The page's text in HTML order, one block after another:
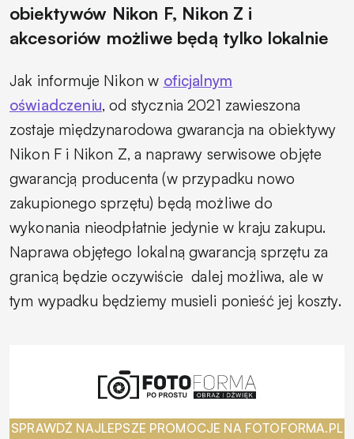
obiektywów Nikon F, Nikon Z i
akcesoriów możliwe będą tylko lokalnie
Jak informuje Nikon w oficjalnym
oświadczeniu, od stycznia 2021 zawieszona
zostaje międzynarodowa gwarancja na obiektywy
Nikon F i Nikon Z, a naprawy serwisowe objęte
gwarancją producenta (w przypadku nowo
zakupionego sprzętu) będą możliwe do
wykonania nieodpłatnie jedynie w kraju zakupu.
Naprawa objętego lokalną gwarancją sprzętu za
granicą będzie oczywiście dalej możliwa, ale w
tym wypadku będziemy musieli ponieść jej koszty.
SPRAWDŹ NAJLEPSZE PROMOCJE NA FOTOFORMA.PL